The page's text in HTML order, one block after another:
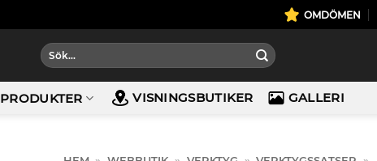
OMDÖMEN
Sök
efter:
PRODUKTER VISNINGSBUTIKER GALLERI